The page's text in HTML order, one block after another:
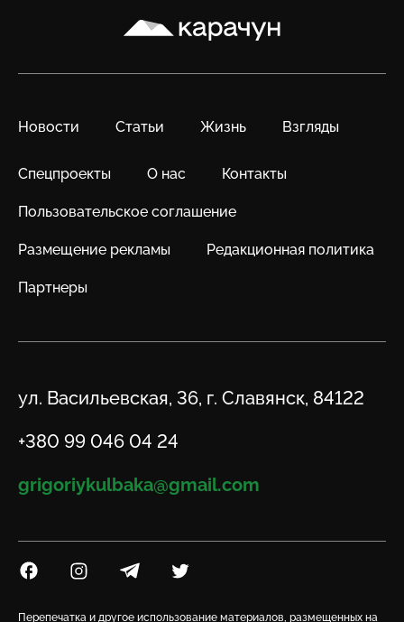
Карачун
Новости Статьи Жизнь Взгляды
Спецпроекты О нас Контакты
Пользовательское соглашение
Размещение рекламы Редакционная политика
Партнеры
Адрес
ул. Васильевская, 36, г. Славянск, 84122
Телефон
+380 99 046 04 24
Email
grigoriykulbaka@gmail.com
Посилання на Facebook
Посилання на Instagram
Посилання на Telegram
Посилання на Twitter
Перепечатка и другое использование материалов, размещенных на